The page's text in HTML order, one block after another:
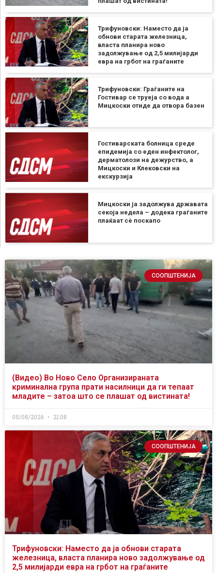
Трифуновски: Наместо да ја
обнови старата железница,
власта планира ново
задолжување од 2,5 милијарди
евра на грбот на граѓаните
Трифуновски: Граѓаните на
Гостивар се труеја со вода а
Мицкоски отиде да отвора базен
Гостиварската болница среде
епидемија со еден инфектолог,
дерматолози на дежурство, а
Мицкоски и Клековски на
екскурзија
Мицкоски ја задолжува државата
секоја недела – додека граѓаните
плаќаат сѐ поскапо
СООПШТЕНИЈА
(Видео) Во Ново Село Организираната
криминална група прати насилници да ги тепаат
младите – затоа што се плашат од вистината!
05/08/2026 21:08
СООПШТЕНИЈА
Трифуновски: Наместо да ја обнови старата
железница, власта планира ново задолжување од
2,5 милијарди евра на грбот на граѓаните